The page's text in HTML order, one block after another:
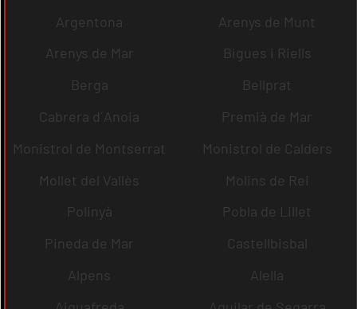
Argentona
Arenys de Munt
Arenys de Mar
Bigues i Riells
Berga
Bellprat
Cabrera d´Anoia
Premià de Mar
Monistrol de Montserrat
Monistrol de Calders
Mollet del Vallès
Molins de Rei
Polinyà
Pobla de Lillet
Pineda de Mar
Castellbisbal
Alpens
Alella